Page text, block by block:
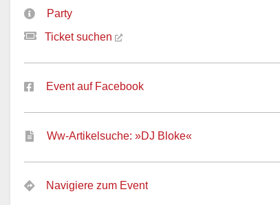
Party
Ticket suchen
Event auf Facebook
Ww-Artikelsuche: »DJ Bloke«
Navigiere zum Event